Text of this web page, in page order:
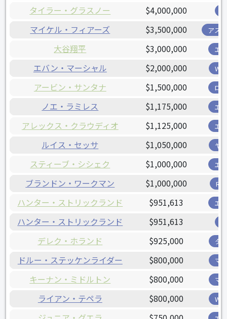
タイラー・グラスノー $4,000,000
マイケル・フィアーズ $3,500,000 アス
大谷翔平 $3,000,000 エ
エバン・マーシャル $2,000,000 W
アービン・サンタナ $1,500,000 ロ
ノエ・ラミレス $1,175,000 エ
アレックス・クラウディオ $1,125,000 エ
ルイス・セッサ $1,050,000 ヤ
スティーブ・シシェク $1,000,000 エ
ブランドン・ワークマン $1,000,000 R
ハンター・ストリックランド $951,613 エ
ハンター・ストリックランド $951,613
デレク・ホランド $925,000 タ
ドルー・ステッケンライダー $800,000 マ
キーナン・ミドルトン $800,000 マ
ライアン・テペラ $800,000 W